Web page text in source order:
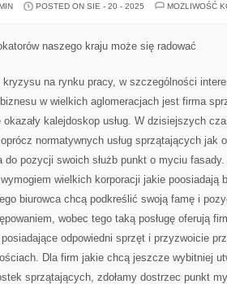
POSTED ON SIE - 20 - 2025
MOŻLIWOŚĆ
naszego kraju może się radować
kryzysu na rynku pracy, w szczególności
w wielkich aglomeracjach jest firma
okazały kalejdoskop usług. W dzisiejszych
normatywnych usług sprzątających jak
do pozycji swoich służb punkt o myciu
wielkich korporacji jakie poosiadają
biurowca chcą podkreślić swoją famę i
wobec tego taką posługę oferują
odpowiedni sprzęt i przyzwoicie
Dla firm jakie chcą jeszcze wybitniej
sprzątających, zdołamy dostrzec punkt